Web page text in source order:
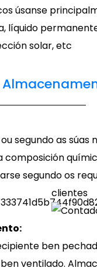
úsanse
líquido
solar, etc
segundo as súas
composición
segundo os
clientes
ben
ventilado.